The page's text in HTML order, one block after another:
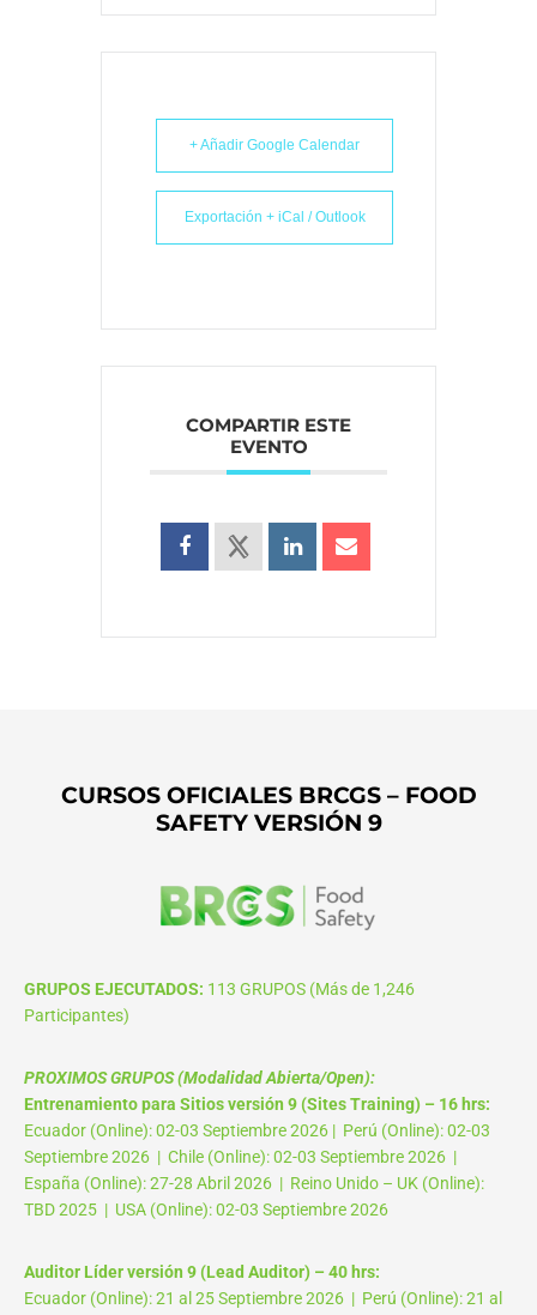
+ Añadir Google Calendar
Exportación + iCal / Outlook
COMPARTIR ESTE
EVENTO
CURSOS OFICIALES BRCGS – FOOD
SAFETY VERSIÓN 9
GRUPOS EJECUTADOS: 113 GRUPOS (Más de 1,246
Participantes)
PROXIMOS GRUPOS (Modalidad Abierta/Open):
Entrenamiento para Sitios versión 9 (Sites Training) – 16 hrs:
Ecuador (Online): 02-03 Septiembre 2026 | Perú (Online): 02-03
Septiembre 2026 | Chile (Online): 02-03 Septiembre 2026 |
España (Online): 27-28 Abril 2026 | Reino Unido – UK (Online):
TBD 2025 | USA (Online): 02-03 Septiembre 2026
Auditor Líder versión 9 (Lead Auditor) – 40 hrs:
Ecuador (Online): 21 al 25 Septiembre 2026 | Perú (Online): 21 al